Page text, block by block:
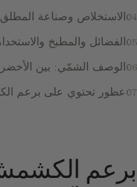
الاستخلاص وصناعة المطلق
الفضائل والمطبخ
الوصف الشمّي: بين الأخضر
عطور تحتوي على برعم
برعم